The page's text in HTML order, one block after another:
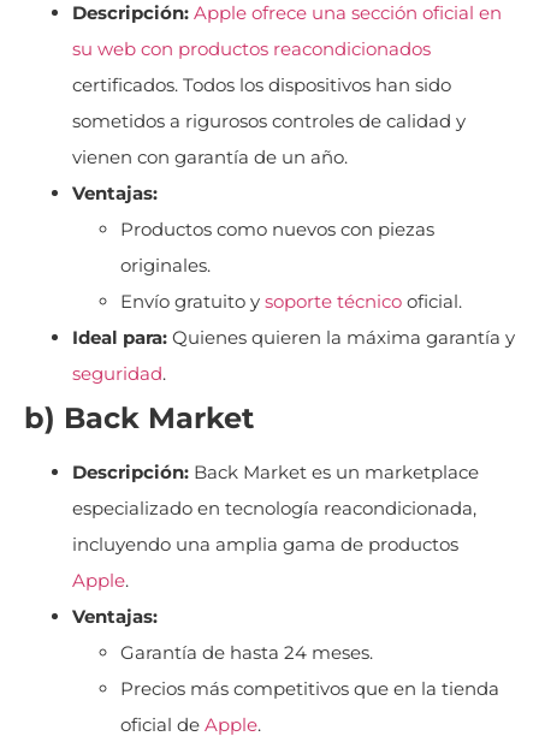
Descripción: Apple ofrece una sección oficial en
su web con productos reacondicionados
certificados. Todos los dispositivos han sido
sometidos a rigurosos controles de calidad y
vienen con garantía de un año.
Ventajas:
Productos como nuevos con piezas
originales.
Envío gratuito y soporte técnico oficial.
Ideal para: Quienes quieren la máxima garantía y
seguridad.
b) Back Market
Descripción: Back Market es un marketplace
especializado en tecnología reacondicionada,
incluyendo una amplia gama de productos
Apple.
Ventajas:
Garantía de hasta 24 meses.
Precios más competitivos que en la tienda
oficial de Apple.